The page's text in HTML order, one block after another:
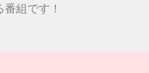
番組です！